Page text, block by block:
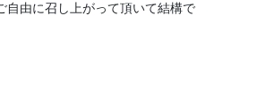
自由に召し上がって頂いて結構で